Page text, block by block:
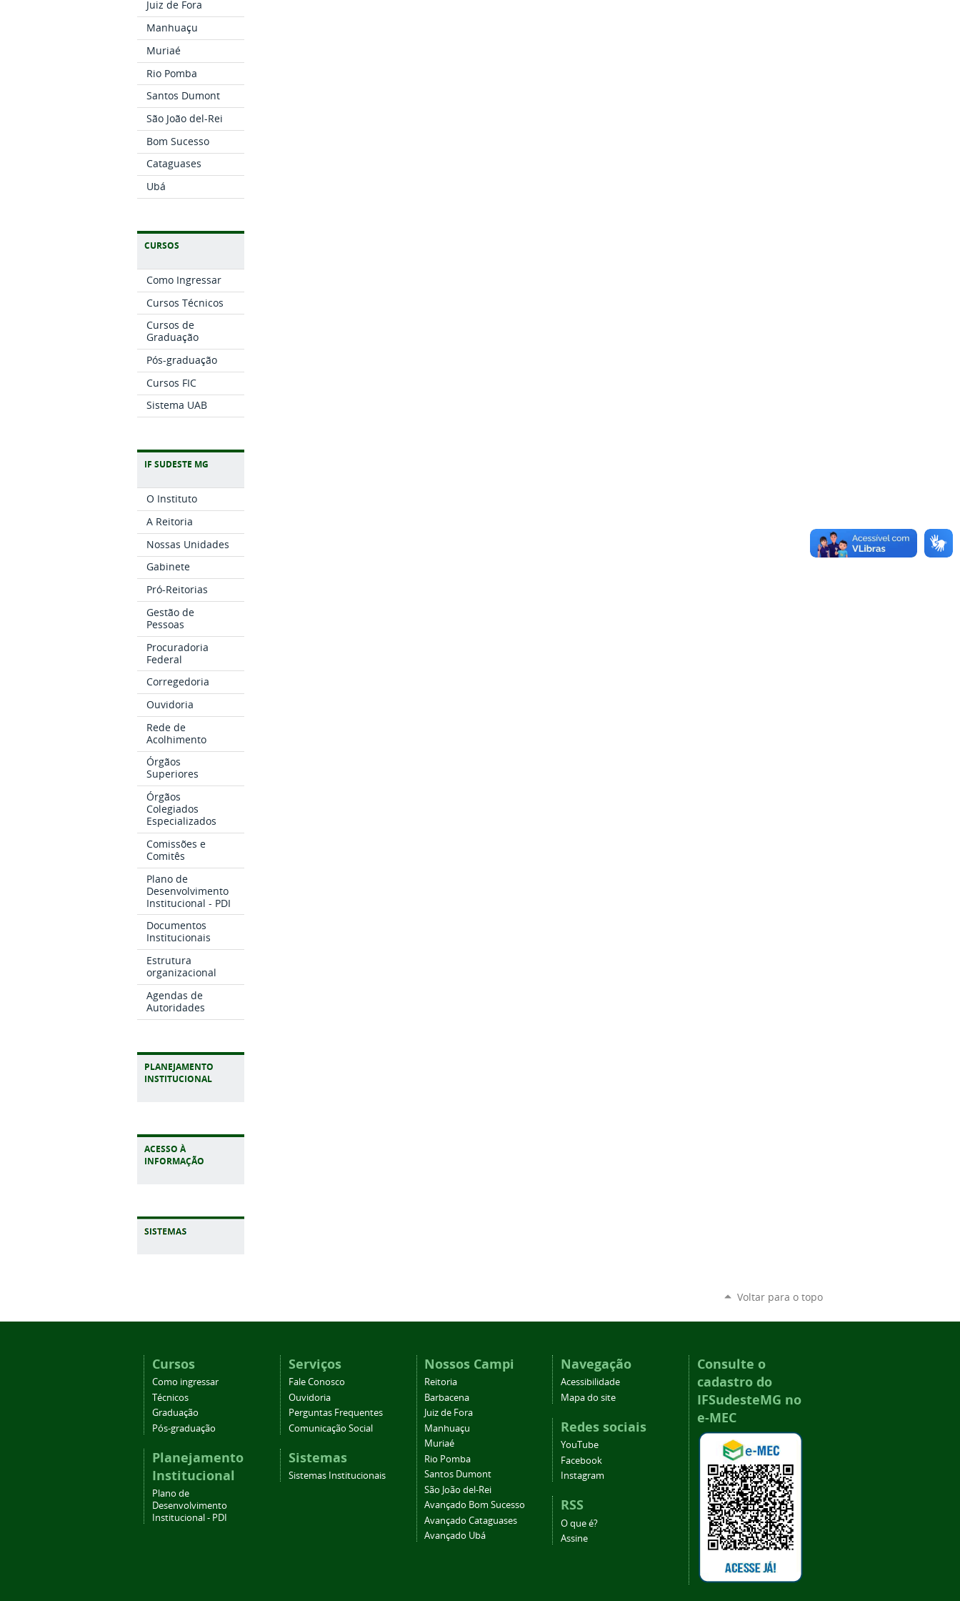
Juiz de Fora
Manhuaçu
Muriaé
Rio Pomba
Santos Dumont
São João del-Rei
Bom Sucesso
Cataguases
Ubá
CURSOS
Como Ingressar
Cursos Técnicos
Cursos de
Graduação
Pós-graduação
Cursos FIC
Sistema UAB
IF SUDESTE MG
O Instituto
A Reitoria
Nossas Unidades
Gabinete
Pró-Reitorias
Gestão de
Pessoas
Procuradoria
Federal
Corregedoria
Ouvidoria
Rede de
Acolhimento
Órgãos
Superiores
Órgãos
Colegiados
Especializados
Comissões e
Comitês
Plano de
Desenvolvimento
Institucional - PDI
Documentos
Institucionais
Estrutura
organizacional
Agendas de
Autoridades
PLANEJAMENTO
INSTITUCIONAL
ACESSO À
INFORMAÇÃO
Voltar para o topo
Cursos
Como ingressar
Técnicos
Graduação
Pós-graduação
Planejamento
Institucional
Plano de
Desenvolvimento
Institucional - PDI
Serviços
Fale Conosco
Ouvidoria
Perguntas Frequentes
Comunicação Social
Sistemas
Sistemas Institucionais
Nossos Campi
Reitoria
Barbacena
Juiz de Fora
Manhuaçu
Muriaé
Rio Pomba
Santos Dumont
São João del-Rei
Avançado Bom Sucesso
Avançado Cataguases
Avançado Ubá
Navegação
Acessibilidade
Mapa do site
Redes sociais
YouTube
Facebook
Instagram
RSS
O que é?
Assine
Consulte o
cadastro do
IFSudesteMG no
e-MEC